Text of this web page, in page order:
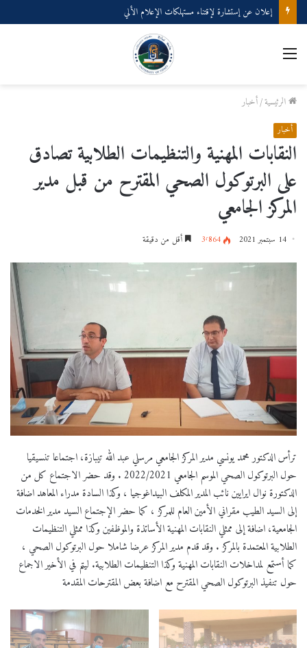
إعلان عن إستشارة لإقتناء مستهلكات الإعلام الألي
القائمة
الرئيسية/أخبار
أخبار
النقابات المهنية والتنظيمات الطلابية تصادق
على البرتوكول الصحي المقترح من قبل مدير
المركز الجامعي
14 سبتمبر 2021 3٬864 أقل من دقيقة
ترأس الدكتور محمد يونسي مدير المركز الجامعي مرسلي عبد الله تيبازة، اجتماعا تنسيقيا
حول البرتوكول الصحي الموسم الجامعي 2022/2021 . وقد حضر الاجتماع كل من
الدكتورة نوال ايرايين نائب المدير المكلف البيداغوجيا ، وكذا السادة مدراء المعاهد اضافة
إلى السيد الطيب مقراني الأمين العام للمركز ، كما حضر الإجتماع السيد مدير الخدمات
الجامعية، اضافة إلى ممثلي النقابات المهنية الأساتذة والموظفين وكذا ممثلي التنظيمات
الطلابية المعتمدة بالمركز . وقد قدم مدير المركز عرضا شاملا حول البرتوكول الصحي ،
كما أستمع لمداخلات النقابات المهنية وكذا التنظيمات الطلابية. ليتم في الأخير الاجماع
حول تنفيذ البرتوكول الصحي المقترح مع اضافة بعض المقترحات المقدمة